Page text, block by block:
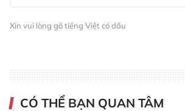
Xin vui lòng gõ tiếng Việt có dấu
CÓ THỂ BẠN QUAN TÂM